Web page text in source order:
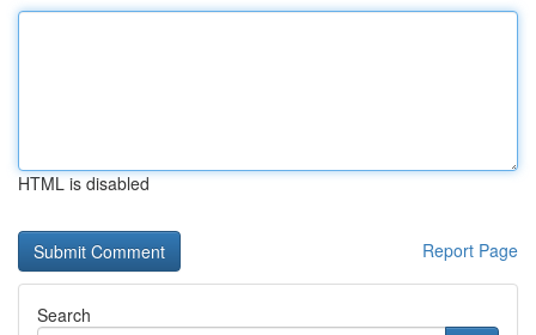
HTML is disabled
Report Page
Search